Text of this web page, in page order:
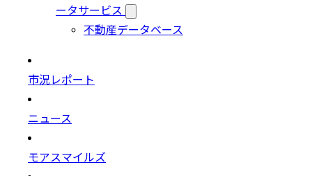
ータサービス
不動産データベース
市況レポート
ニュース
モアスマイルズ